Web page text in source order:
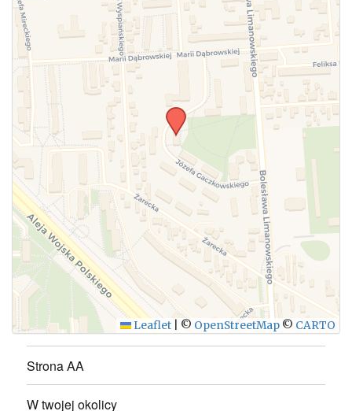
Leaflet © OpenStreetMap © CARTO
Strona AA
W twojej okolicy